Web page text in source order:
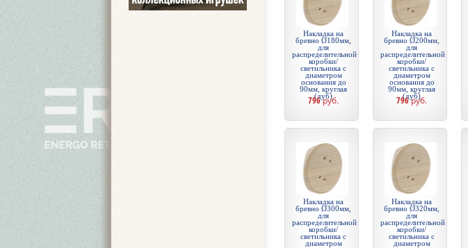
Накладка на
бревно Ø180мм,
для
распределительной
коробки/
светильника с
диаметром
основания до
90мм, круглая
(дуб)
796руб.
Накладка на
бревно Ø200мм,
для
распределительной
коробки/
светильника с
диаметром
основания до
90мм, круглая
(дуб)
796руб.
Накладка на
бревно Ø300мм,
для
распределительной
коробки/
светильника с
диаметром
Накладка на
бревно Ø320мм,
для
распределительной
коробки/
светильника с
диаметром